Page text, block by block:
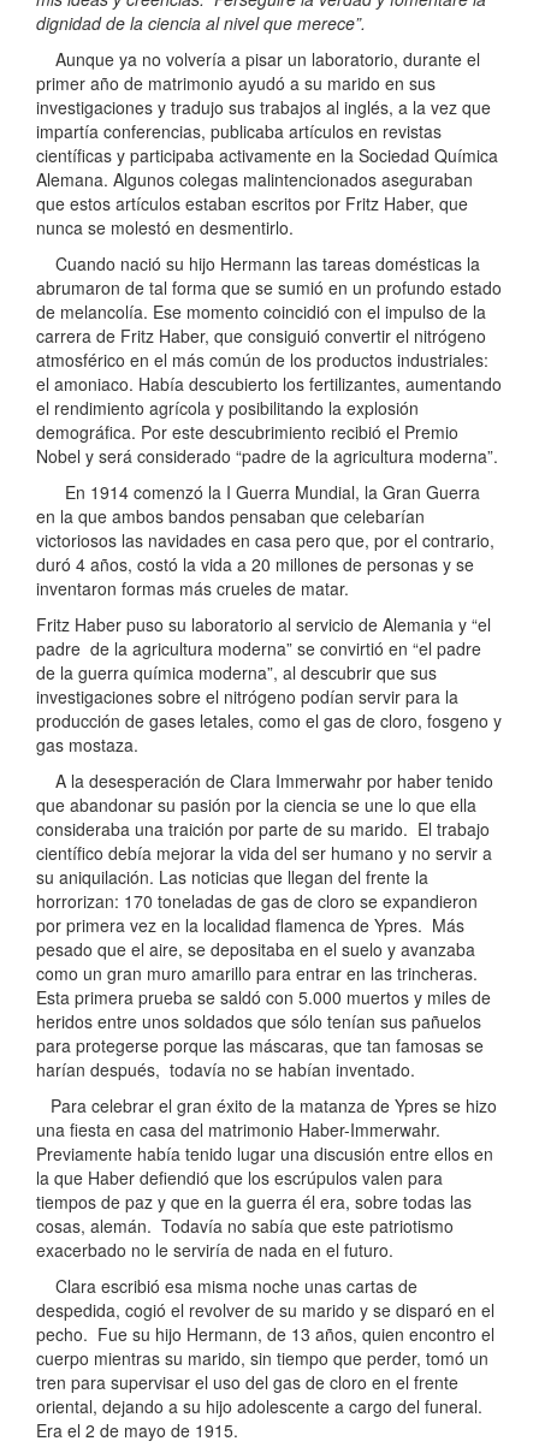
dignidad de la ciencia al nivel que merece”.
Aunque ya no volvería a pisar un laboratorio, durante el
primer año de matrimonio ayudó a su marido en sus
investigaciones y tradujo sus trabajos al inglés, a la vez que
impartía conferencias, publicaba artículos en revistas
científicas y participaba activamente en la Sociedad Química
Alemana. Algunos colegas malintencionados aseguraban
que estos artículos estaban escritos por Fritz Haber, que
nunca se molestó en desmentirlo.
Cuando nació su hijo Hermann las tareas domésticas la
abrumaron de tal forma que se sumió en un profundo estado
de melancolía. Ese momento coincidió con el impulso de la
carrera de Fritz Haber, que consiguió convertir el nitrógeno
atmosférico en el más común de los productos industriales:
el amoniaco. Había descubierto los fertilizantes, aumentando
el rendimiento agrícola y posibilitando la explosión
demográfica. Por este descubrimiento recibió el Premio
Nobel y será considerado “padre de la agricultura moderna”.
En 1914 comenzó la I Guerra Mundial, la Gran Guerra
en la que ambos bandos pensaban que celebarían
victoriosos las navidades en casa pero que, por el contrario,
duró 4 años, costó la vida a 20 millones de personas y se
inventaron formas más crueles de matar.
Fritz Haber puso su laboratorio al servicio de Alemania y “el
padre de la agricultura moderna” se convirtió en “el padre
de la guerra química moderna”, al descubrir que sus
investigaciones sobre el nitrógeno podían servir para la
producción de gases letales, como el gas de cloro, fosgeno y
gas mostaza.
A la desesperación de Clara Immerwahr por haber tenido
que abandonar su pasión por la ciencia se une lo que ella
consideraba una traición por parte de su marido. El trabajo
científico debía mejorar la vida del ser humano y no servir a
su aniquilación. Las noticias que llegan del frente la
horrorizan: 170 toneladas de gas de cloro se expandieron
por primera vez en la localidad flamenca de Ypres. Más
pesado que el aire, se depositaba en el suelo y avanzaba
como un gran muro amarillo para entrar en las trincheras.
Esta primera prueba se saldó con 5.000 muertos y miles de
heridos entre unos soldados que sólo tenían sus pañuelos
para protegerse porque las máscaras, que tan famosas se
harían después, todavía no se habían inventado.
Para celebrar el gran éxito de la matanza de Ypres se hizo
una fiesta en casa del matrimonio Haber-Immerwahr.
Previamente había tenido lugar una discusión entre ellos en
la que Haber defiendió que los escrúpulos valen para
tiempos de paz y que en la guerra él era, sobre todas las
cosas, alemán. Todavía no sabía que este patriotismo
exacerbado no le serviría de nada en el futuro.
Clara escribió esa misma noche unas cartas de
despedida, cogió el revolver de su marido y se disparó en el
pecho. Fue su hijo Hermann, de 13 años, quien encontro el
cuerpo mientras su marido, sin tiempo que perder, tomó un
tren para supervisar el uso del gas de cloro en el frente
oriental, dejando a su hijo adolescente a cargo del funeral.
Era el 2 de mayo de 1915.